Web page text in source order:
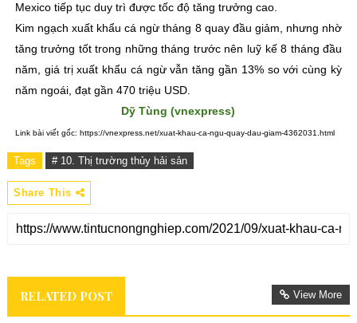
Mexico tiếp tục duy trì được tốc độ tăng trưởng cao.
Kim ngạch xuất khẩu cá ngừ tháng 8 quay đầu giảm, nhưng nhờ
tăng trưởng tốt trong những tháng trước nên luỹ kế 8 tháng đầu
năm, giá trị xuất khẩu cá ngừ vẫn tăng gần 13% so với cùng kỳ
năm ngoái, đạt gần 470 triệu USD.
Dỹ Tùng (vnexpress)
Link bài viết gốc: https://vnexpress.net/xuat-khau-ca-ngu-quay-dau-giam-4362031.html
Tags # 10. Thị trường thủy hải sản
Share This
RELATED POST View More